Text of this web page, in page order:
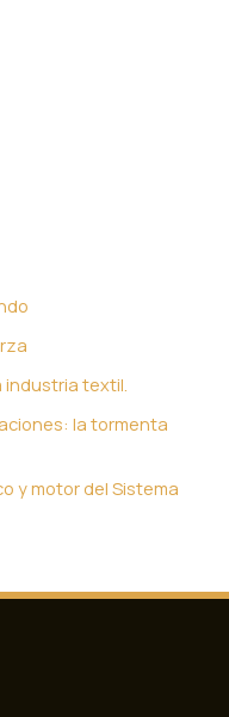
industria textil.
la tormenta
y motor del Sistema